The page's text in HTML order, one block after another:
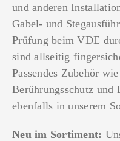
und anderen
Gabel- und
Prüfung beim VDE
sind allseitig
Passendes Zubehör
Berührungsschutz und
ebenfalls in unserem
Neu im Sortiment: